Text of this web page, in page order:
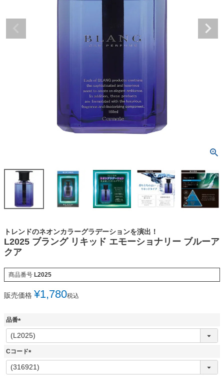
トレンドのネオンカラーグラデーションを演出！
L2025 ブラング リキッド エモーショナリー ブルーア
クア
商品番号 L2025
販売価格 ¥1,780税込
品番
(
必
須
Cコード
(
必